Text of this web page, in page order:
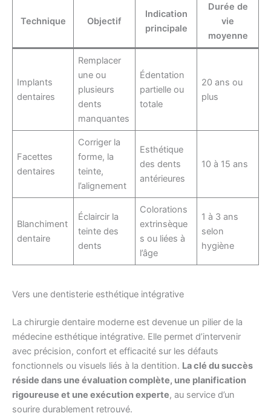
Technique Objectif
Indication
principale
Durée de
vie
moyenne
Implants
dentaires
Remplacer
une ou
plusieurs
dents
manquantes
Édentation
partielle ou
totale
20 ans ou
plus
Facettes
dentaires
Corriger la
forme, la
teinte,
l’alignement
Esthétique
des dents
antérieures
10 à 15 ans
Blanchiment
dentaire
Éclaircir la
teinte des
dents
Colorations
extrinsèque
s ou liées à
l’âge
1 à 3 ans
selon
hygiène
Vers une dentisterie esthétique intégrative
La chirurgie dentaire moderne est devenue un pilier de la
médecine esthétique intégrative. Elle permet d’intervenir
avec précision, confort et efficacité sur les défauts
fonctionnels ou visuels liés à la dentition. La clé du succès
réside dans une évaluation complète, une planification
rigoureuse et une exécution experte, au service d’un
sourire durablement retrouvé.